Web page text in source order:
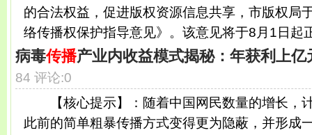
的合法权益，促进版权资源信息共享，市版权局
络传播权保护指导意见》。该意见将于8月1日起
病毒传播产业内收益模式揭秘：年获利上亿
84 评论:0
【核心提示】：随着中国网民数量的增长，
此前的简单粗暴传播方式变得更为隐蔽，并形成